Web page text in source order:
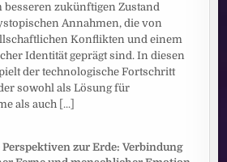
besseren zukünftigen Zustand
Annahmen, die von
Konflikten und einem
Identität geprägt sind. In diesen
der technologische Fortschritt
sowohl als Lösung für
als auch [...]
zur Erde: Verbindung